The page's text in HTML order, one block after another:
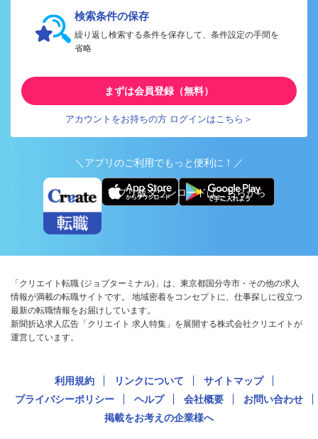
検索条件の保存
繰り返し検索する条件を保存して、条件設定の手間を
省略
まずは会員登録（無料）
アカウントをお持ちの方 ログインはこちら＞
＼アプリのご利用でもっと便利に！／
アプリ版ダウンロードはこちらから
「クリエイト転職 (ジョブターミナル)」は、東京都国分寺市・その他の求人
情報が満載の転職サイトです。 地域密着をコンセプトに、仕事探しに役立つ
最新の転職情報をお届けしています。
新聞折込求人広告「クリエイト 求人特集」を展開する株式会社クリエイトが
運営しています。
利用規約 リンクについて
サイトマップ
プライバシーポリシー
ヘルプ 会社概要
お問い合わせ
掲載をお考えの企業様へ